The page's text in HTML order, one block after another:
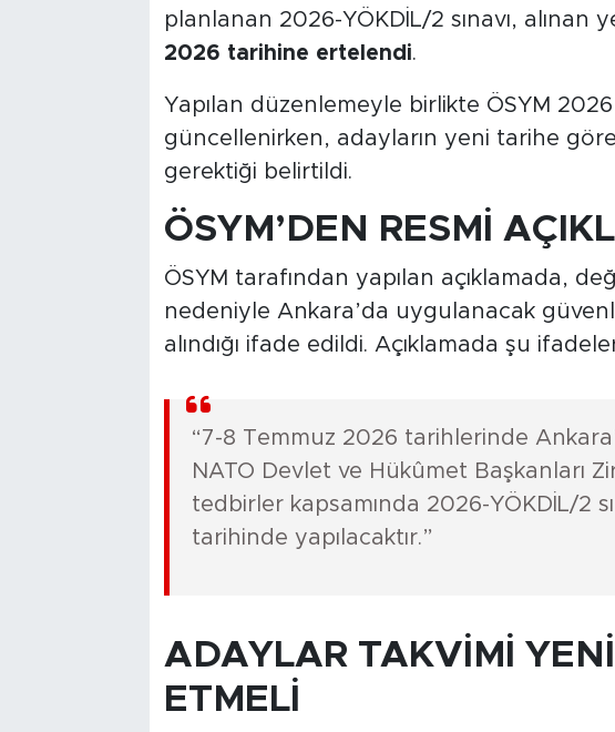
planlanan 2026-YÖKDİL/2 sınavı, alınan
2026 tarihine ertelendi.
Yapılan düzenlemeyle birlikte ÖSYM 2026
güncellenirken, adayların yeni tarihe göre
gerektiği belirtildi.
ÖSYM’DEN RESMİ
ÖSYM tarafından yapılan açıklamada,
nedeniyle Ankara’da uygulanacak
alındığı ifade edildi. Açıklamada şu
“7-8 Temmuz 2026 tarihlerinde
NATO Devlet ve Hükûmet Başkanları
tedbirler kapsamında 2026-YÖKDİL/2
tarihinde yapılacaktır.”
ADAYLAR TAKVİMİ
ETMELİ